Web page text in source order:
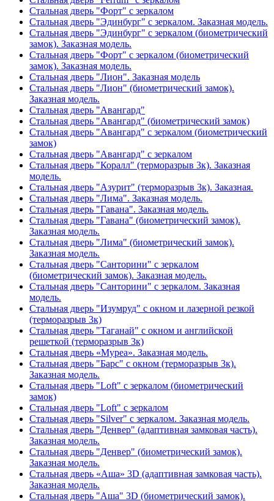
Стальная дверь "Форт" с зеркалом
Стальная дверь "Эдинбург" с зеркалом. Заказная модель.
Стальная дверь "Эдинбург" с зеркалом (биометрический
замок). Заказная модель.
Стальная дверь "Форт" с зеркалом (биометрический
замок). Заказная модель.
Стальная дверь "Лион". Заказная модель
Стальная дверь "Лион" (биометрический замок).
Заказная модель.
Стальная дверь "Авангард"
Стальная дверь "Авангард" (биометрический замок)
Стальная дверь "Авангард" с зеркалом (биометрический
замок)
Стальная дверь "Авангард" с зеркалом
Стальная дверь "Коралл" (терморазрыв 3к). Заказная
модель.
Стальная дверь "Азурит" (терморазрыв 3к). Заказная.
Стальная дверь "Лима". Заказная модель.
Стальная дверь "Гавана". Заказная модель.
Стальная дверь "Гавана" (биометрический замок).
Заказная модель.
Стальная дверь "Лима" (биометрический замок).
Заказная модель.
Стальная дверь "Санторини" с зеркалом
(биометрический замок). Заказная модель.
Стальная дверь "Санторини" с зеркалом. Заказная
модель.
Стальная дверь "Изумруд" с окном и лазерной резкой
(терморазрыв 3к)
Стальная дверь "Таганай" с окном и английской
решеткой (терморазрыв 3к)
Стальная дверь «Муреа». Заказная модель.
Стальная дверь "Барс" с окном (терморазрыв 3к).
Заказная модель.
Стальная дверь "Loft" с зеркалом (биометрический
замок)
Стальная дверь "Loft" с зеркалом
Стальная дверь "Silver" с зеркалом. Заказная модель.
Стальная дверь "Денвер" (адаптивная замковая часть).
Заказная модель.
Стальная дверь "Денвер" (биометрический замок).
Заказная модель.
Стальная дверь «Аша» 3D (адаптивная замковая часть).
Заказная модель.
Стальная дверь "Аша" 3D (биометрический замок).